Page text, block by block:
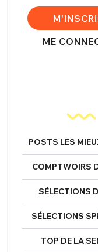
ME
POSTS LES
COMPTWOIRS
SÉLECTIONS
SÉLECTIONS
TOP DE LA
Mot de passe
Thread
C'EST PARTI